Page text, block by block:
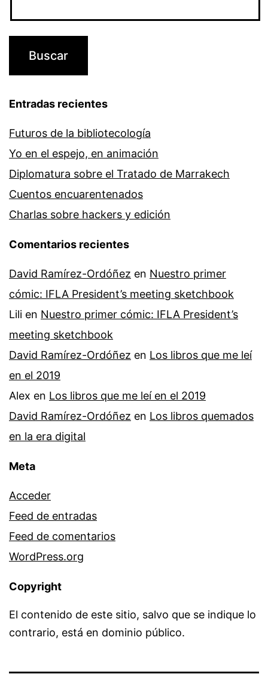
Entradas recientes
Futuros de la bibliotecología
Yo en el espejo, en animación
Diplomatura sobre el Tratado de Marrakech
Cuentos encuarentenados
Charlas sobre hackers y edición
Comentarios recientes
David Ramírez-Ordóñez en Nuestro primer
cómic: IFLA President’s meeting sketchbook
Lili en Nuestro primer cómic: IFLA President’s
meeting sketchbook
David Ramírez-Ordóñez en Los libros que me leí
en el 2019
Alex en Los libros que me leí en el 2019
David Ramírez-Ordóñez en Los libros quemados
en la era digital
Meta
Acceder
Feed de entradas
Feed de comentarios
WordPress.org
Copyright
El contenido de este sitio, salvo que se indique lo
contrario, está en dominio público.